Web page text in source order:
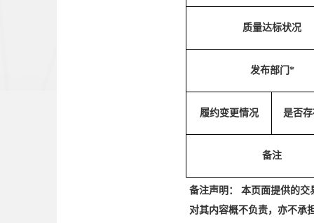
质量达标状况
发布部门*
履约变更情况 是否
备注
备注声明： 本页面提供的
对其内容概不负责，亦不承